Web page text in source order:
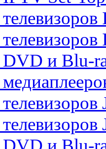
DVD и Blu-